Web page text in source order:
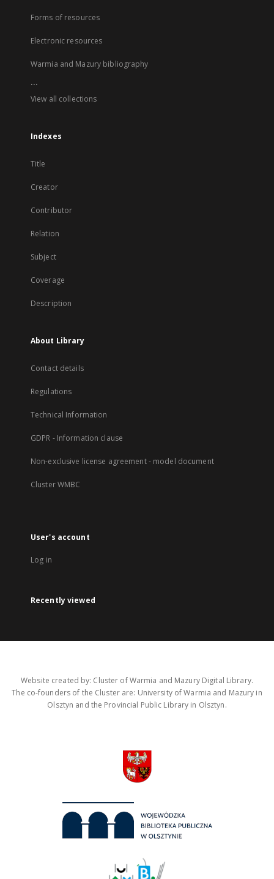
Forms of resources
Electronic resources
Warmia and Mazury bibliography
...
View all collections
Indexes
Title
Creator
Contributor
Relation
Subject
Coverage
Description
About Library
Contact details
Regulations
Technical Information
GDPR - Information clause
Non-exclusive license agreement - model document
Cluster WMBC
User's account
Log in
Recently viewed
Website created by: Cluster of Warmia and Mazury Digital Library.
The co-founders of the Cluster are: University of Warmia and Mazury in
Olsztyn and the Provincial Public Library in Olsztyn.